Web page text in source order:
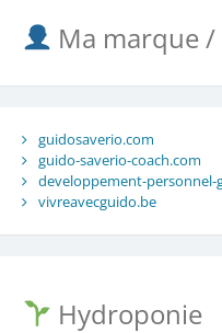
Ma marque /
guidosaverio.com
guido-saverio-coach.com
developpement-personnel-
vivreavecguido.be
Hydroponie